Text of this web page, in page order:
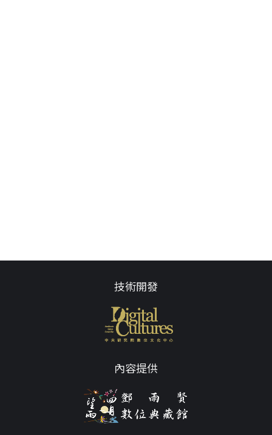
技術開發
內容提供